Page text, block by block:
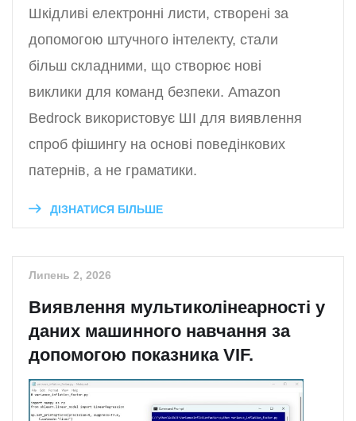
Шкідливі електронні листи, створені за
допомогою штучного інтелекту, стали
більш складними, що створює нові
виклики для команд безпеки. Amazon
Bedrock використовує ШІ для виявлення
спроб фішингу на основі поведінкових
патернів, а не граматики.
ДІЗНАТИСЯ БІЛЬШЕ
Липень 2, 2026
Виявлення мультиколінеарності у
даних машинного навчання за
допомогою показника VIF.